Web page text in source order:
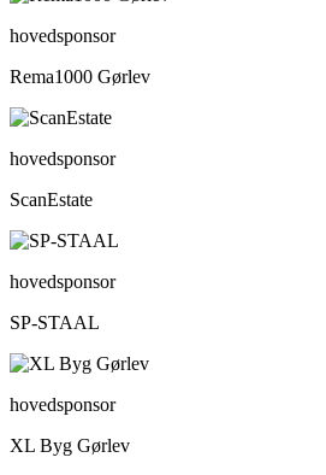
hovedsponsor
Rema1000 Gørlev
hovedsponsor
ScanEstate
hovedsponsor
SP-STAAL
hovedsponsor
XL Byg Gørlev